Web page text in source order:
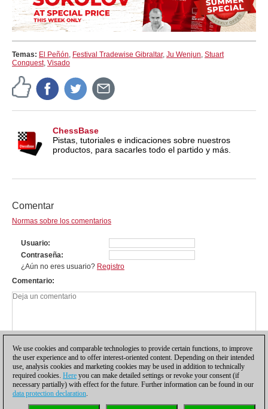
Temas: El Peñón, Festival Tradewise Gibraltar, Ju Wenjun, Stuart
Conquest, Visado
ChessBase
Pistas, tutoriales e indicaciones sobre nuestros
productos, para sacarles todo el partido y más.
Comentar
Normas sobre los comentarios
Usuario
Contraseña
¿Aún no eres usuario? Registro
Comentario
We use cookies and comparable technologies to provide certain functions, to improve
the user experience and to offer interest-oriented content. Depending on their intended
use, analysis cookies and marketing cookies may be used in addition to technically
required cookies. Here you can make detailed settings or revoke your consent (if
necessary partially) with effect for the future. Further information can be found in our
data protection declaration.